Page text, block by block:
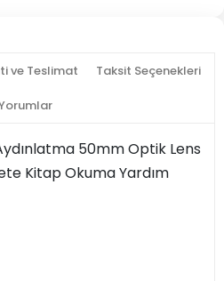
ve Teslimat Taksit Seçenekleri
50mm Optik Lens
Kitap Okuma Yardım